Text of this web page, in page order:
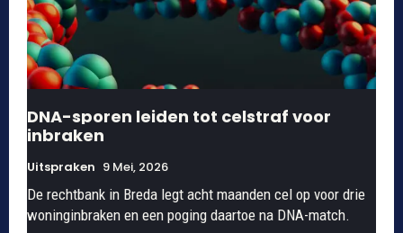
DNA-sporen leiden tot celstraf voor
inbraken
Uitspraken 9 Mei, 2026
De rechtbank in Breda legt acht maanden cel op voor drie
woninginbraken en een poging daartoe na DNA-match.